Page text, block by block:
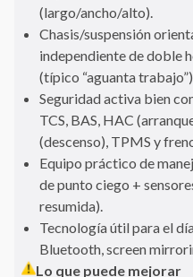
(largo/ancho/alto).
Chasis/suspensión
independiente de doble
(típico “aguanta
Seguridad activa bien
TCS, BAS, HAC
(descenso), TPMS y
Equipo práctico de
de punto ciego +
resumida).
Tecnología útil para el
Bluetooth, screen
Lo que puede mejorar